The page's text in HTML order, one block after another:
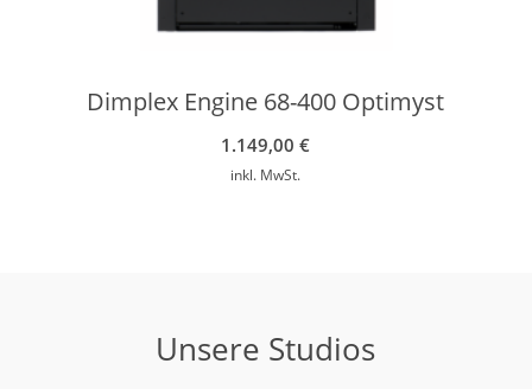
Dimplex Engine 68-400 Optimyst
1.149,00€
inkl. MwSt.
Unsere Studios